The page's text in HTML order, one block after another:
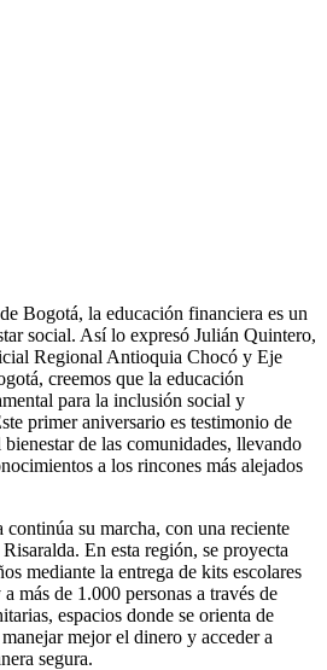
Bogotá, la educación financiera es un
social. Así lo expresó Julián Quintero,
Regional Antioquia Chocó y Eje
creemos que la educación
para la inclusión social y
primer aniversario es testimonio de
de las comunidades, llevando
a los rincones más alejados
su marcha, con una reciente
En esta región, se proyecta
mediante la entrega de kits escolares
más de 1.000 personas a través de
espacios donde se orienta de
mejor el dinero y acceder a
segura.